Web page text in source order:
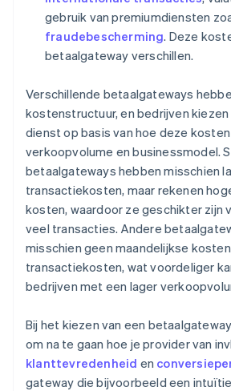
gebruik van premiumdiensten
fraudebescherming. Deze
betaalgateway verschillen.
Verschillende betaalgateways
kostenstructuur, en bedrijven
dienst op basis van hoe deze
verkoopvolume en businessmodel.
betaalgateways hebben misschien
transactiekosten, maar rekenen
kosten, waardoor ze geschikter zijn
veel transacties. Andere
misschien geen maandelijkse
transactiekosten, wat voordeliger
bedrijven met een lager
Bij het kiezen van een
om na te gaan hoe je provider van
klanttevredenheid en
gateway die bijvoorbeeld een